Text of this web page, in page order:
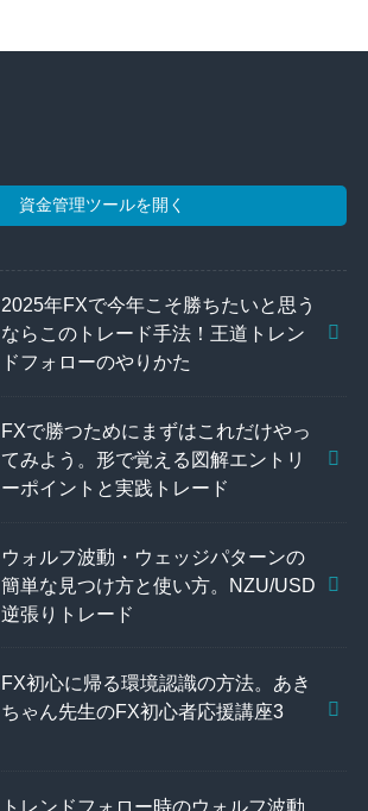
資金管理ツールを開く
2025年FXで今年こそ勝ちたいと思う
ならこのトレード手法！王道トレン
ドフォローのやりかた
FXで勝つためにまずはこれだけやっ
てみよう。形で覚える図解エントリ
ーポイントと実践トレード
ウォルフ波動・ウェッジパターンの
簡単な見つけ方と使い方。NZU/USD
逆張りトレード
FX初心に帰る環境認識の方法。あき
ちゃん先生のFX初心者応援講座3
トレンドフォロー時のウォルフ波動